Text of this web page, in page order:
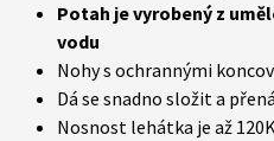
Potah je vyrobený z
vodu
Nohy s ochrannými
Dá se snadno složit a
Nosnost lehátka je až